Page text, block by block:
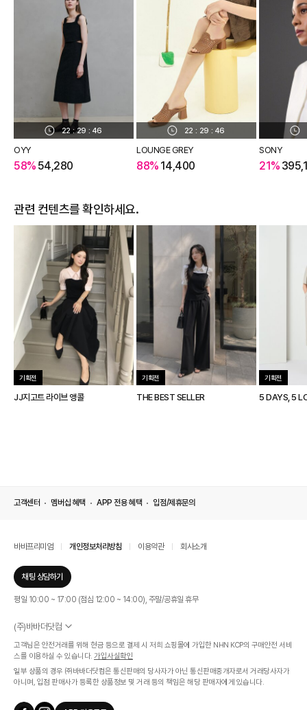
22 : 29 : 45
OYY
58% 54,280
22 : 29 : 45
LOUNGE GREY
88% 14,400
SONY
21%
관련 컨텐츠를 확인하세요.
기획전
JJ지고트 라이브 앵콜
기획전
THE BEST SELLER
기획전
5 DAYS, 5
고객센터 멤버십 혜택 APP 전용 혜택 입점/제휴문의
바바프리미엄 개인정보처리방침 이용약관 회사소개
채팅 상담하기
평일 10:00 ~ 17:00 (점심 12:00 ~ 14:00), 주말/공휴일 휴무
(주)바바더닷컴
서울특별시 서초구 신반포로 339, 논현빌딩 (대표이사 : 문인식)
사업자 등록번호 569-86-01308
통신판매업신고번호 제 2019 - 서울 서초 - 1268호
개인정보관리책임자 : 김효영
인증범위 온라인 쇼핑몰 서비스(바바더닷컴)
고객님은 안전거래를 위해 현금 등으로 결제 시 저희 쇼핑몰에 가입한 NHN KCP의 구매안전 서비
스를 이용하실 수 있습니다. 가입사실확인
일부 상품의 경우 ㈜바바더닷컴은 통신판매의 당사자가 아닌 통신판매중개자로서 거래당사자가
아니며, 입점 판매사가 등록한 상품정보 및 거래 등의 책임은 해당 판매자에게 있습니다.